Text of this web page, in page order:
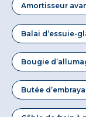
Amortisseur
Balai d’essuie-
Bougie
Butée